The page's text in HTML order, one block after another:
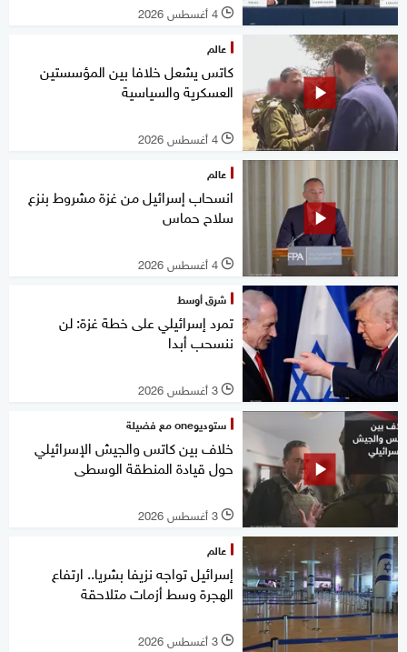
l 4 أغسطس 2026
عالم
كاتس يشعل خلافا بين المؤسستين
العسكرية والسياسية
l 4 أغسطس 2026
عالم
انسحاب إسرائيل من غزة مشروط بنزع
سلاح حماس
l 4 أغسطس 2026
شرق أوسط
تمرد إسرائيلي على خطة غزة: لن
ننسحب أبدا
l 3 أغسطس 2026
ستوديوone مع فضيلة
خلاف بين كاتس والجيش الإسرائيلي
حول قيادة المنطقة الوسطى
l 3 أغسطس 2026
عالم
إسرائيل تواجه نزيفا بشريا.. ارتفاع
الهجرة وسط أزمات متلاحقة
l 3 أغسطس 2026